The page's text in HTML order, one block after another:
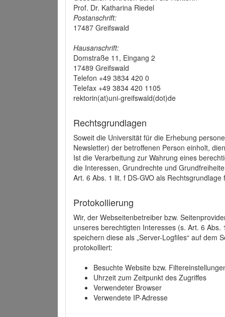
Prof. Dr. Katharina Riedel
Postanschrift:
17487 Greifswald
Hausanschrift:
Domstraße 11, Eingang 2
17489 Greifswald
Telefon +49 3834 420 0
Telefax +49 3834 420 1105
rektorin(at)uni-greifswald(dot)de
Rechtsgrundlagen
Soweit die Universität für die Erhebung
Newsletter) der betroffenen Person einholt,
Ist die Verarbeitung zur Wahrung eines
die Interessen, Grundrechte und
Art. 6 Abs. 1 lit. f DS-GVO als
Protokollierung
Wir, der Webseitenbetreiber bzw.
unseres berechtigten Interesses (s. Art. 6
speichern diese als „Server-Logfiles“ auf dem
protokolliert:
Besuchte Website bzw.
Uhrzeit zum Zeitpunkt des Zugriffes
Verwendeter Browser
Verwendete IP-Adresse